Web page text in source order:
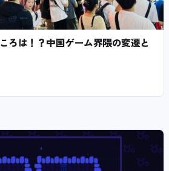
ろは！？中国ゲーム界隈の変遷と